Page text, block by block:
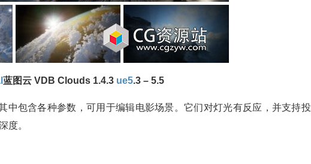
蓝图云 VDB Clouds 1.4.3 ue5.3 – 5.5
中包含各种参数，可用于编辑电影场景。它们对灯光有反应，并支持投
度。